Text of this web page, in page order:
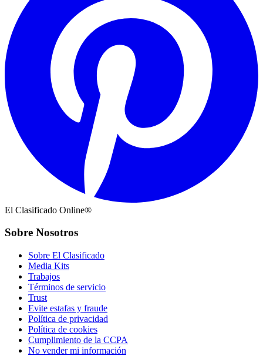
El Clasificado Online®
Sobre Nosotros
Sobre El Clasificado
Media Kits
Trabajos
Términos de servicio
Trust
Evite estafas y fraude
Política de privacidad
Política de cookies
Cumplimiento de la CCPA
No vender mi información